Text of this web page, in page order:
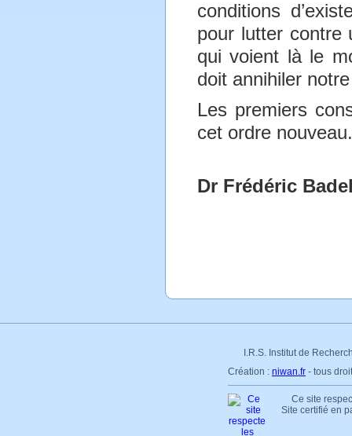
conditions
pour lutter contre
qui voient là le
doit annihiler
Les premiers
cet ordre nouveau.
Dr Frédéric
I.R.S. Institut de
Création : niwan.fr - tous
Ce site
Site certifié en